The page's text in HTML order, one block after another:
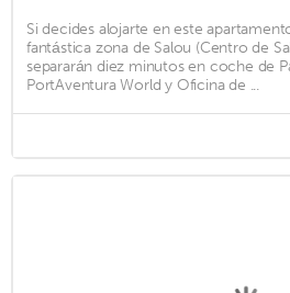
Si decides alojarte en este
fantástica zona de Salou (Centro de
separarán diez minutos en coche de
PortAventura World y Oficina de ...